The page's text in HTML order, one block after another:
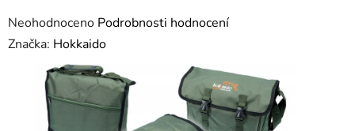
Průměrné
hodnocení
produktu
Neohodnoceno Podrobnosti hodnocení
Značka: Hokkaido